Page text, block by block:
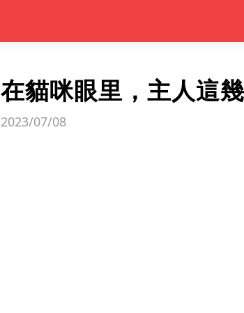
在貓咪眼里，主人這
2023/07/08